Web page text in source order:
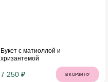
Букет с матиоллой и
хризантемой
7 250 ₽ В КОРЗИНУ